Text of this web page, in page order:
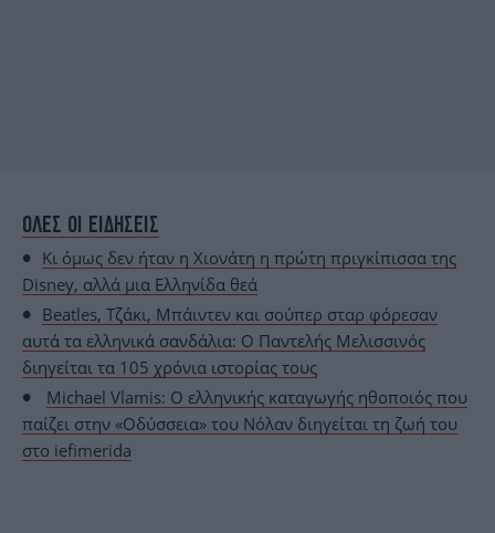
ΟΛΕΣ ΟΙ ΕΙΔΗΣΕΙΣ
Κι όμως δεν ήταν η Χιονάτη η πρώτη πριγκίπισσα της
Disney, αλλά μια Ελληνίδα θεά
Beatles, Τζάκι, Μπάιντεν και σούπερ σταρ φόρεσαν
αυτά τα ελληνικά σανδάλια: Ο Παντελής Μελισσινός
διηγείται τα 105 χρόνια ιστορίας τους
Michael Vlamis: Ο ελληνικής καταγωγής ηθοποιός που
παίζει στην «Οδύσσεια» του Νόλαν διηγείται τη ζωή του
στο iefimerida